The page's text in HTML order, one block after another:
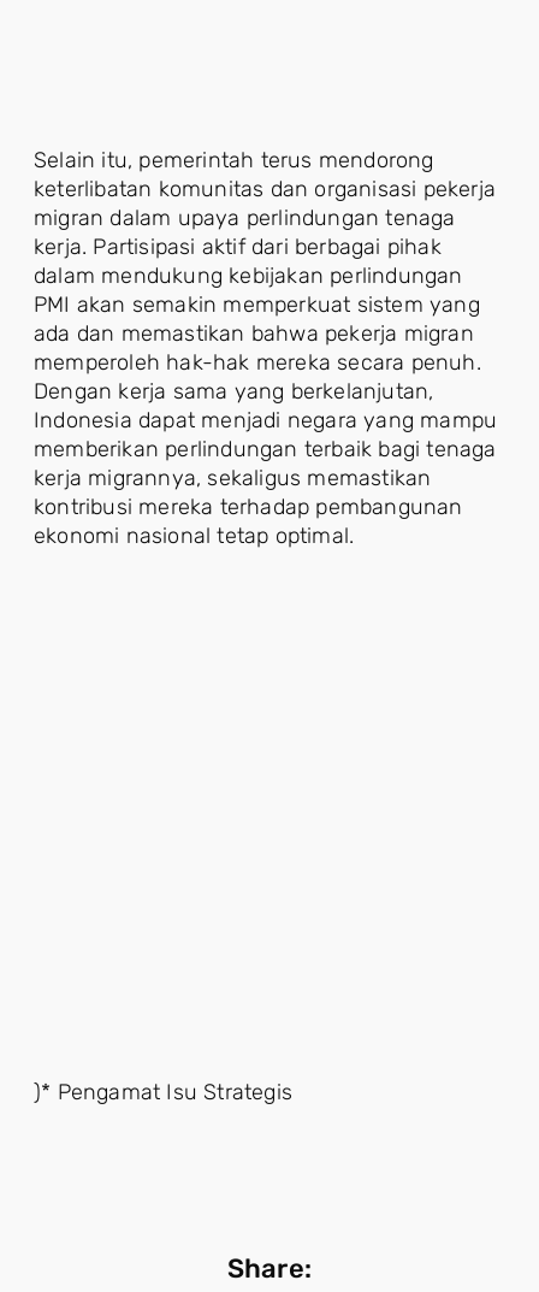
Selain itu, pemerintah terus mendorong
keterlibatan komunitas dan organisasi pekerja
migran dalam upaya perlindungan tenaga
kerja. Partisipasi aktif dari berbagai pihak
dalam mendukung kebijakan perlindungan
PMI akan semakin memperkuat sistem yang
ada dan memastikan bahwa pekerja migran
memperoleh hak-hak mereka secara penuh.
Dengan kerja sama yang berkelanjutan,
Indonesia dapat menjadi negara yang mampu
memberikan perlindungan terbaik bagi tenaga
kerja migrannya, sekaligus memastikan
kontribusi mereka terhadap pembangunan
ekonomi nasional tetap optimal.
)* Pengamat Isu Strategis
Share: